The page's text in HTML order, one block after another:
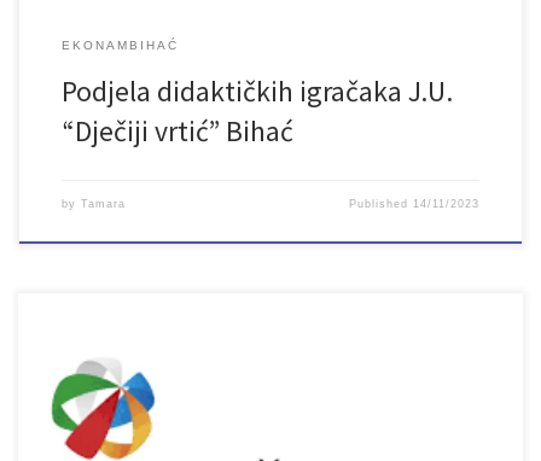
EKONAMBIHAĆ
Podjela didaktičkih igračaka J.U.
“Dječiji vrtić” Bihać
by Tamara Published 14/11/2023